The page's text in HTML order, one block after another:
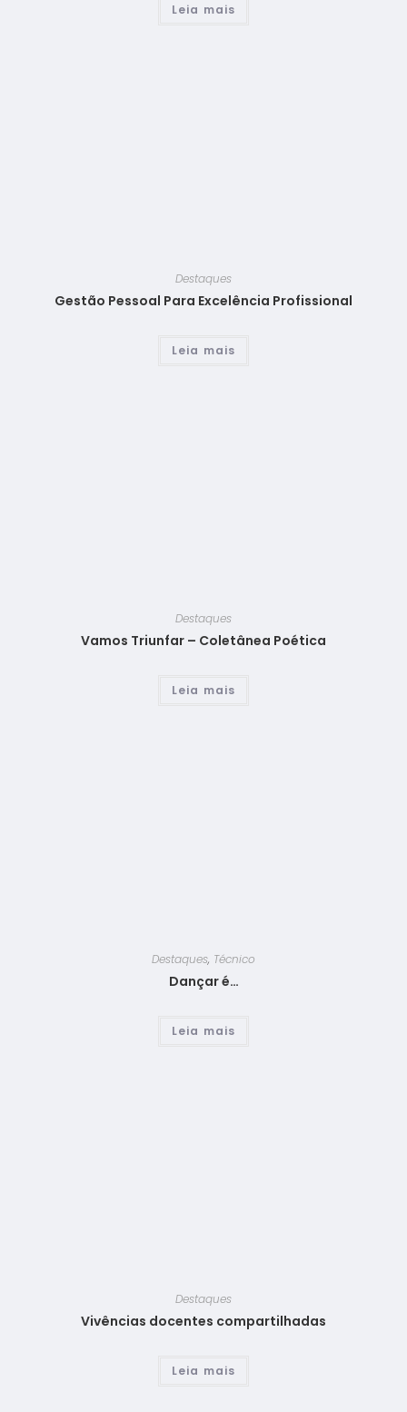
Leia mais
Destaques
Gestão Pessoal Para Excelência Profissional
Leia mais
Destaques
Vamos Triunfar – Coletânea Poética
Leia mais
Destaques, Técnico
Dançar é…
Leia mais
Destaques
Vivências docentes compartilhadas
Leia mais